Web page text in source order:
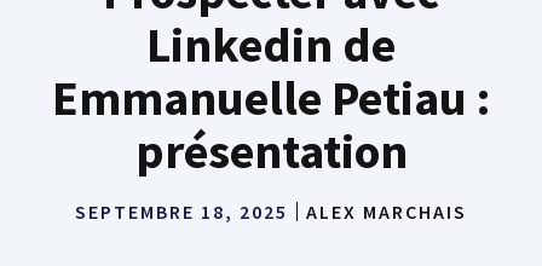
Linkedin de
Emmanuelle Petiau :
présentation
SEPTEMBRE 18, 2025 ALEX MARCHAIS